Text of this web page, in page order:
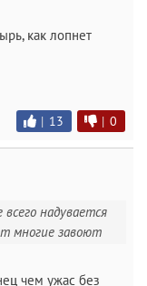
как лопнет
| 13 | 0
всего надувается
многие завоют
чем ужас без